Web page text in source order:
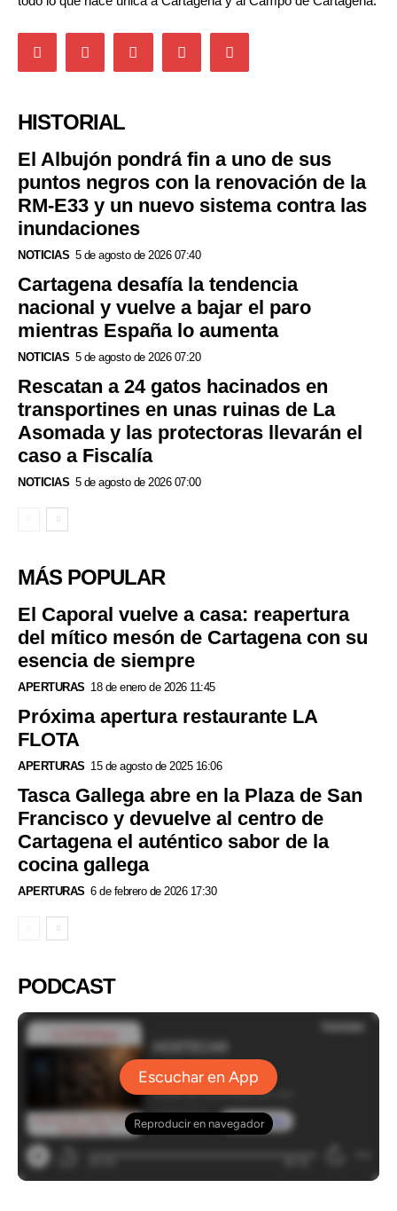
HISTORIAL
El Albujón pondrá fin a uno de sus
puntos negros con la renovación de la
RM-E33 y un nuevo sistema contra las
inundaciones
NOTICIAS 5 de agosto de 2026 07:40
Cartagena desafía la tendencia
nacional y vuelve a bajar el paro
mientras España lo aumenta
NOTICIAS 5 de agosto de 2026 07:20
Rescatan a 24 gatos hacinados en
transportines en unas ruinas de La
Asomada y las protectoras llevarán el
caso a Fiscalía
NOTICIAS 5 de agosto de 2026 07:00
MÁS POPULAR
El Caporal vuelve a casa: reapertura
del mítico mesón de Cartagena con su
esencia de siempre
APERTURAS 18 de enero de 2026 11:45
Próxima apertura restaurante LA
FLOTA
APERTURAS 15 de agosto de 2025 16:06
Tasca Gallega abre en la Plaza de San
Francisco y devuelve al centro de
Cartagena el auténtico sabor de la
cocina gallega
APERTURAS 6 de febrero de 2026 17:30
PODCAST